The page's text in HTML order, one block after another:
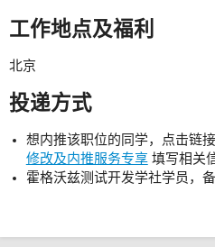
工作地点及福利
北京
投递方式
想内推该职位的同学，点击链接
修改及内推服务专享填写相关
霍格沃兹测试开发学社学员，